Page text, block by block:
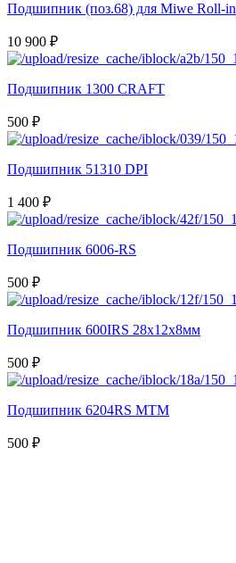
Подшипник (поз.68) для Miwe Roll-in
10 900 ₽
Подшипник 1300 CRAFT
500 ₽
Подшипник 51310 DPI
1 400 ₽
Подшипник 6006-RS
500 ₽
Подшипник 600IRS 28x12x8мм
500 ₽
Подшипник 6204RS MTM
500 ₽